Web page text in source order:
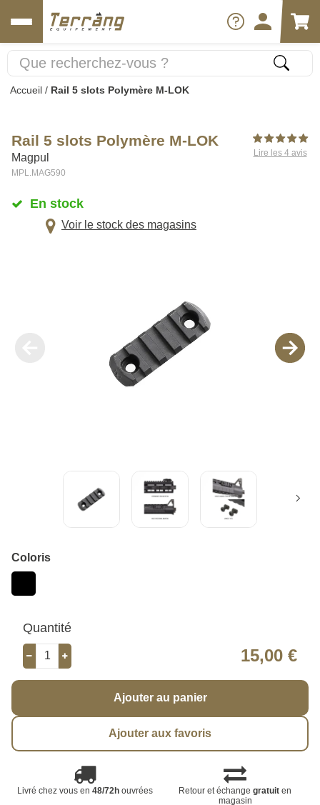
Accueil / Rail 5 slots Polymère M-LOK
Rail 5 slots Polymère M-LOK
Magpul
MPL.MAG590
Lire les 4 avis
En stock
Voir le stock des magasins
Coloris
Quantité
15,00 €
Ajouter au panier
Ajouter aux favoris
Livré chez vous en 48/72houvrées Retour et échangegratuit en
magasin